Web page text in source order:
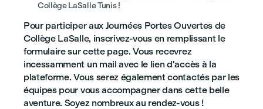
Collège LaSalle Tunis !
Pour participer aux Journées Portes Ouvertes de
Collège LaSalle, inscrivez-vous en remplissant le
formulaire sur cette page. Vous recevrez
incessamment un mail avec le lien d'accès à la
plateforme. Vous serez également contactés par les
équipes pour vous accompagner dans cette belle
aventure. Soyez nombreux au rendez-vous !